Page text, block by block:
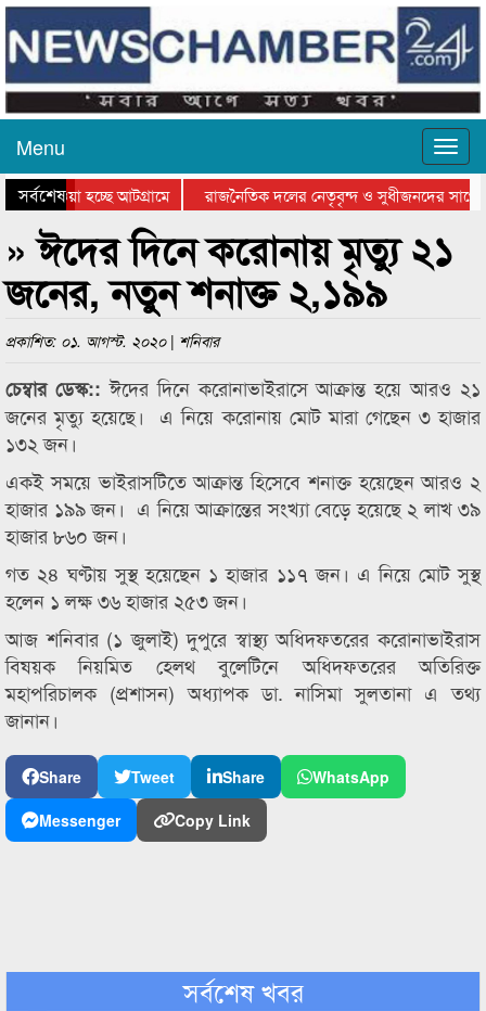
Menu
সর্বশেষ
যাওয়া হচ্ছে আটগ্রামে
রাজনৈতিক দলের নেতৃবৃন্দ ও সুধীজনদের সাথে
পুরস্কার বিতরণ সম্পন্ন
» ঈদের দিনে করোনায় মৃত্যু ২১
জনের, নতুন শনাক্ত ২,১৯৯
প্রকাশিত: ০১. আগস্ট. ২০২০ | শনিবার
চেম্বার ডেস্ক::ঈদের দিনে করোনাভাইরাসে আক্রান্ত হয়ে আরও ২১
জনের মৃত্যু হয়েছে। এ নিয়ে করোনায় মোট মারা গেছেন ৩ হাজার
১৩২ জন।
একই সময়ে ভাইরাসটিতে আক্রান্ত হিসেবে শনাক্ত হয়েছেন আরও ২
হাজার ১৯৯ জন। এ নিয়ে আক্রান্তের সংখ্যা বেড়ে হয়েছে ২ লাখ ৩৯
হাজার ৮৬০ জন।
গত ২৪ ঘণ্টায় সুস্থ হয়েছেন ১ হাজার ১১৭ জন। এ নিয়ে মোট সুস্থ
হলেন ১ লক্ষ ৩৬ হাজার ২৫৩ জন।
আজ শনিবার (১ জুলাই) দুপুরে স্বাস্থ্য অধিদফতরের করোনাভাইরাস
বিষয়ক নিয়মিত হেলথ বুলেটিনে অধিদফতরের অতিরিক্ত
মহাপরিচালক (প্রশাসন) অধ্যাপক ডা. নাসিমা সুলতানা এ তথ্য
জানান।
Share Tweet Share
WhatsApp
Messenger
Copy Link
সর্বশেষ খবর